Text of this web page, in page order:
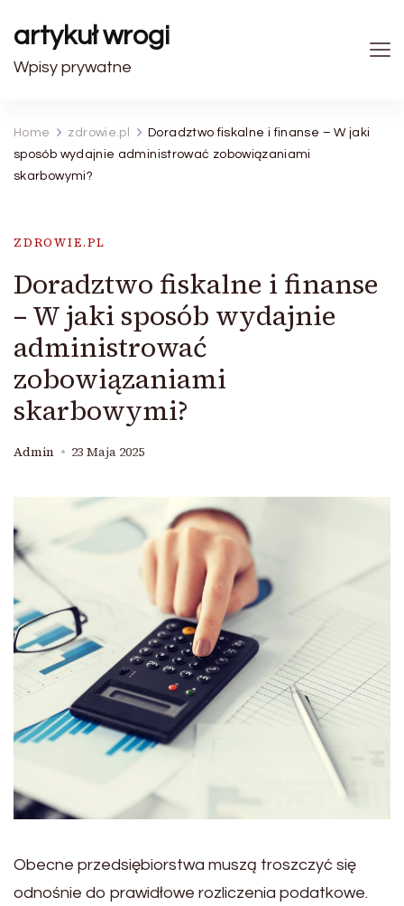
artykuł wrogi
Wpisy prywatne
Home zdrowie.pl
Doradztwo fiskalne i finanse – W jaki
sposób wydajnie administrować zobowiązaniami
skarbowymi?
ZDROWIE.PL
Doradztwo fiskalne i finanse
– W jaki sposób wydajnie
administrować
zobowiązaniami
skarbowymi?
Admin 23 Maja 2025
Obecne przedsiębiorstwa muszą troszczyć się
odnośnie do prawidłowe rozliczenia podatkowe.